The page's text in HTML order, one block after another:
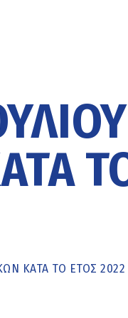
ΚΑΤΆ ΤΟ ΈΤΟΣ 2022